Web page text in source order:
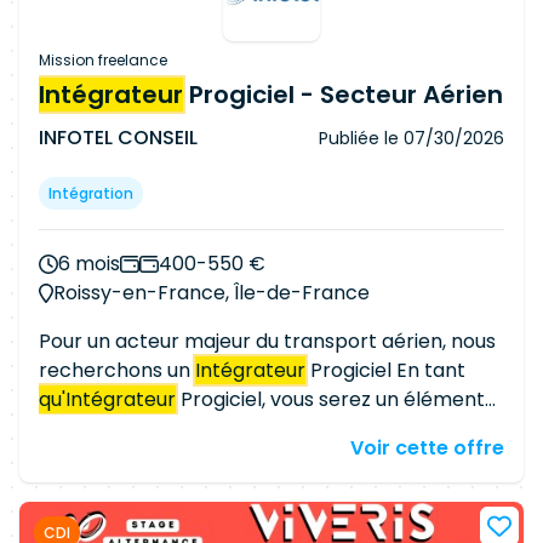
d'entrée ; - Élaborer les plans de
d'intégration ; - Définir et mettre en oeuvre des
moyens detests
; - Analyser les
dysfonctionnements ; - Assurer le reporting et la
documentation.
Mission freelance
Intégrateur Progiciel - Secteur Aérien
INFOTEL CONSEIL Publiée le 07/30/2026
Intégration
6 mois
400-550 €
Roissy-en-France, Île-de-France
Pour un acteur majeur du transport aérien, nous
recherchons un Intégrateur Progiciel En tant
qu'Intégrateur Progiciel, vous serez un élément
en charge de la configuration, du paramétrage,
complexe. Vous travaillerez en étroite
Voir cette offre
CDI